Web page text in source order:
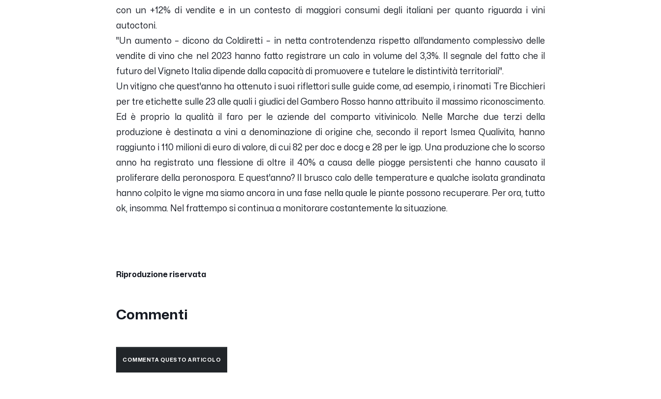
con un +12% di vendite e in un contesto di maggiori consumi degli italiani per quanto riguarda i vini
autoctoni.
"Un aumento – dicono da Coldiretti – in netta controtendenza rispetto all’andamento complessivo delle
vendite di vino che nel 2023 hanno fatto registrare un calo in volume del 3,3%. Il segnale del fatto che il
futuro del Vigneto Italia dipende dalla capacità di promuovere e tutelare le distintività territoriali".
Un vitigno che quest'anno ha ottenuto i suoi riflettori sulle guide come, ad esempio, i rinomati Tre Bicchieri
per tre etichette sulle 23 alle quali i giudici del Gambero Rosso hanno attribuito il massimo riconoscimento.
Ed è proprio la qualità il faro per le aziende del comparto vitivinicolo. Nelle Marche due terzi della
produzione è destinata a vini a denominazione di origine che, secondo il report Ismea Qualivita, hanno
raggiunto i 110 milioni di euro di valore, di cui 82 per doc e docg e 28 per le igp. Una produzione che lo scorso
anno ha registrato una flessione di oltre il 40% a causa delle piogge persistenti che hanno causato il
proliferare della peronospora. E quest'anno? Il brusco calo delle temperature e qualche isolata grandinata
hanno colpito le vigne ma siamo ancora in una fase nella quale le piante possono recuperare. Per ora, tutto
ok, insomma. Nel frattempo si continua a monitorare costantemente la situazione.
Riproduzione riservata
Commenti
COMMENTA QUESTO ARTICOLO